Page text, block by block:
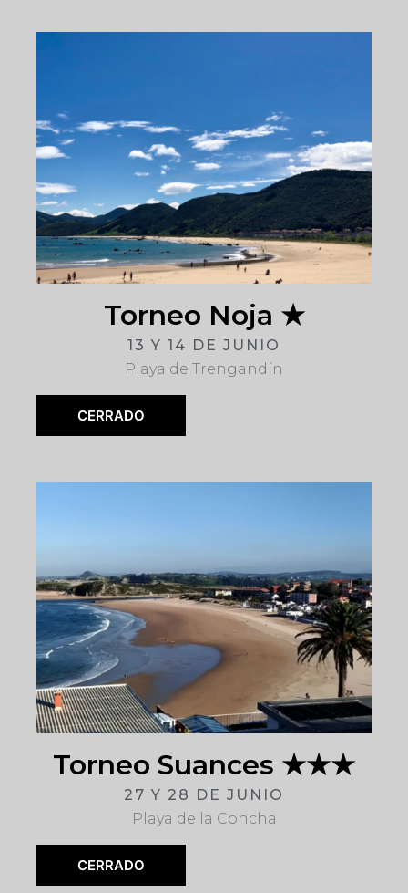
Torneo Noja ★
13 Y 14 DE JUNIO
Playa de Trengandín
CERRADO
Torneo Suances ★★★
27 Y 28 DE JUNIO
Playa de la Concha
CERRADO